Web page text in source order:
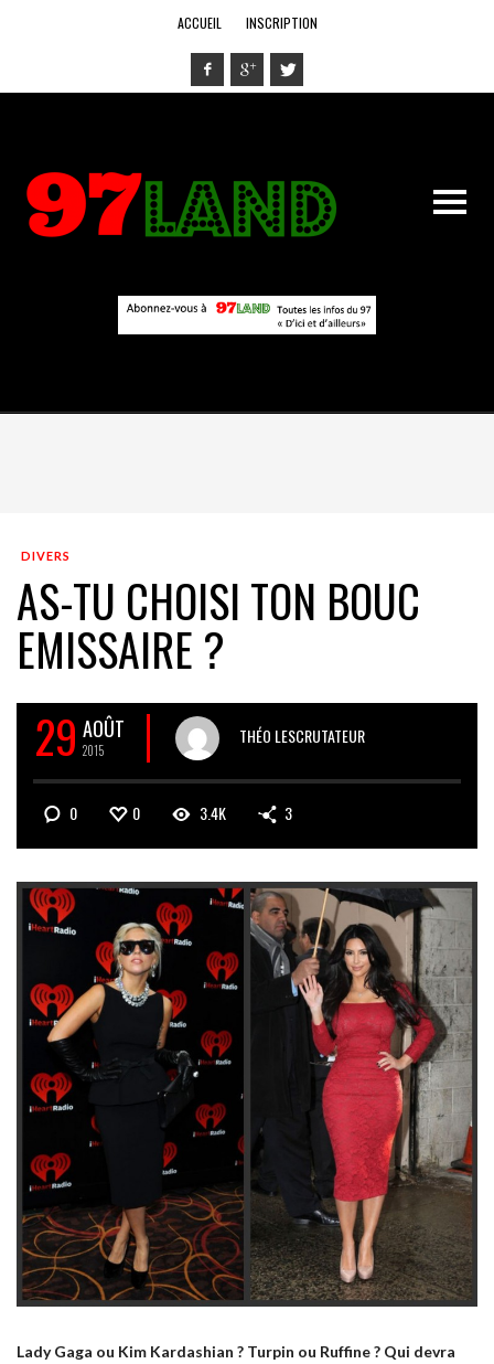
ACCUEIL INSCRIPTION
DIVERS
AS-TU CHOISI TON BOUC
EMISSAIRE ?
29 AOÛT
2015
THÉO LESCRUTATEUR
0 0 3.4K 3
Lady Gaga ou Kim Kardashian ? Turpin ou Ruffine ? Qui devra